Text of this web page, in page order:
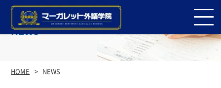
NEWS
HOME NEWS